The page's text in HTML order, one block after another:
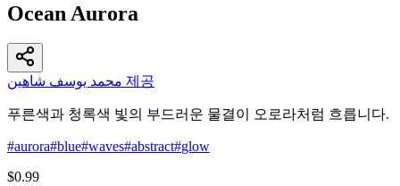
Ocean Aurora
محمد يوسف شاهين 제공
푸른색과 청록색 빛의 부드러운 물결이 오로라처럼 흐릅니다.
#aurora#blue#waves#abstract#glow
$0.99